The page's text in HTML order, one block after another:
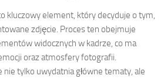
kluczowy element, który decyduje o tym,
zdjęcie. Proces ten obejmuje
widocznych w kadrze, co ma
oraz atmosfery fotografii.
tylko uwydatnia główne tematy, ale